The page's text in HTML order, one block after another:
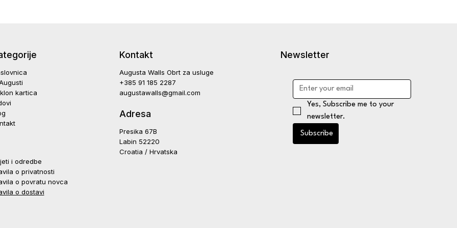
kartica
Kontakt
Augusta Walls Obrt za usluge
+385 91 185 2287
augustawalls@gmail.com
Adresa
Presika 67B
Labin 52220
Croatia / Hrvatska
Newsletter
Yes, Subscribe me to your
newsletter.
Subscribe
i odredbe
o privatnosti
o povratu novca
o dostavi